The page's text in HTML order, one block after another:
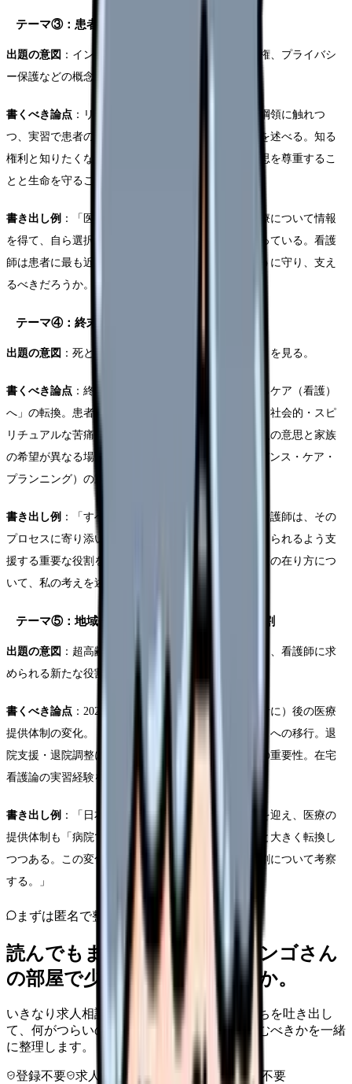
テーマ③：患者の権利と看護師の倫理
出題の意図 ：インフォームドコンセント、自己決定権、プライバシ
ー保護などの概念を理解しているかを確認。
書くべき論点 ：リスボン宣言や日本看護協会の倫理綱領に触れつ
つ、実習で患者の権利について考えた具体的な場面を述べる。知る
権利と知りたくない権利のバランス、治療拒否の意思を尊重するこ
とと生命を守ることの葛藤なども論点にできる。
書き出し例 ：「医療の進歩に伴い、患者が自らの治療について情報
を得て、自ら選択する権利の重要性はますます高まっている。看護
師は患者に最も近い存在として、この権利をどのように守り、支え
るべきだろうか。」
テーマ④：終末期ケア（ターミナルケア）
出題の意図 ：死と向き合う看護についての考えの深さを見る。
書くべき論点 ：終末期における「キュア（治療）からケア（看護）
へ」の転換。患者の身体的苦痛だけでなく、精神的・社会的・スピ
リチュアルな苦痛（全人的苦痛）への対応。患者本人の意思と家族
の希望が異なる場面での看護師の役割。ACP（アドバンス・ケア・
プランニング）の重要性。
書き出し例 ：「すべての人にいつか訪れる「死」。看護師は、その
プロセスに寄り添い、患者がその人らしい最期を迎えられるよう支
援する重要な役割を担っている。終末期における看護の在り方につ
いて、私の考えを述べたい。」
テーマ⑤：地域包括ケアシステムと看護師の役割
出題の意図 ：超高齢社会における地域医療の仕組みと、看護師に求
められる新たな役割を理解しているか。
書くべき論点 ：2025年問題（団塊の世代が後期高齢者に）後の医療
提供体制の変化。「病院完結型」から「地域完結型」への移行。退
院支援・退院調整における看護師の役割。訪問看護の重要性。在宅
看護論の実習経験を交えると説得力が増す。
書き出し例 ：「日本は世界に類を見ない超高齢社会を迎え、医療の
提供体制も「病院で治す」から「地域で支える」へと大きく転換し
つつある。この変化の中で、看護師に求められる役割について考察
する。」
まずは匿名で整理
読んでもまだ苦しいなら、カンゴさん
の部屋で少し話してみませんか。
いきなり求人相談には進みません。今の気持ちを吐き出し
て、何がつらいのか、辞めるべきか、少し休むべきかを一緒
に整理します。
登録不要 求人押し売りなし
病院名は入力不要